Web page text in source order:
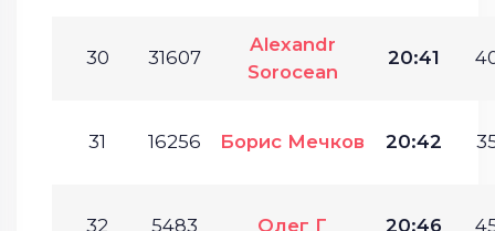
30 31607
Alexandr
Sorocean
20:41
31 16256 Борис Мечков 20:42
32 5483 Олег Г 20:46